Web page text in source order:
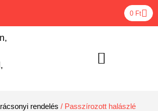
0 Ft
rendelés / Passzírozott halászlé